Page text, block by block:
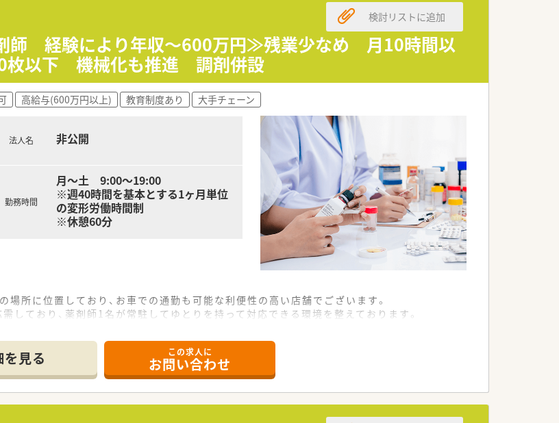
るところがほとんどで、
せん。
おり、プライベートと両立して働ける環境です。
定！
ており、
出来ているので、従業員の働きやすさが守られている企業です。
は最長で小学校卒業まで等、
られた証であり、女性の活躍を応援する企業です。
ムを導入しており、薬歴入力による残業を軽減させています。
舗需要に合わせた機械化を進めております。
処方箋入力を遠隔入力にてサポートしています。
りを設定した導線を確保するなどの工夫をしております。
国転勤や転居を伴う異動はございません。
アアップに合わせた研修や「e-learning」補助もございます。
修もあり、
カのドラッグストアから学びに行く機会もございます。
師 経験により年収～600万円≫残業少なめ 月10時間以
枚以下 機械化も推進 調剤併設
検討リストに追加
高給与(600万円以上) 教育制度あり 大手チェーン
法人名 非公開
勤務時間
月～土 9:00～19:00
※週40時間を基本とする1ヶ月単位
の変形労働時間制
※休憩60分
所に位置しており、お車での通勤も可能な利便性の高い店舗でございます。
ており、薬剤師1名が常駐してゆとりを持って対応できる環境を整えております。
と非常に少なく、仕事とプライベートのメリハリをつけた働き方が実現可能です。
暇の平均消化率も高く、実質的には年間123日以上の休日確保が可能となります。
ているため、営業時間が深夜に及ぶような過度な長時間労働の心配はございません。
を見る この求人に
お問い合わせ